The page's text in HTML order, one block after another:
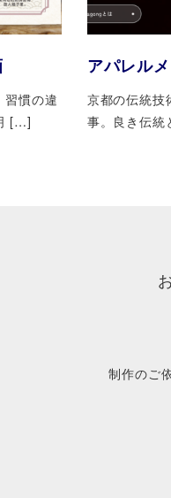
習慣の違
[…]
アパレル
京都の伝統技
事。良き伝
制作のご